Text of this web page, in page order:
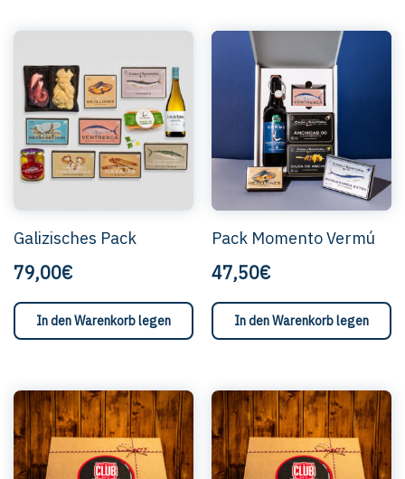
Galizisches Pack
79,00€
In den Warenkorb legen
Pack Momento Vermú
47,50€
In den Warenkorb legen